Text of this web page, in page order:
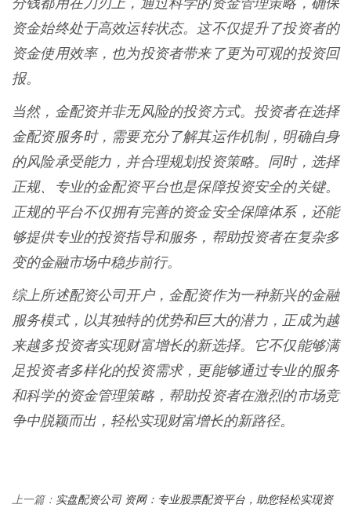
分钱都用在刀刃上，通过科学的资金管理策略，确保
资金始终处于高效运转状态。这不仅提升了投资者的
资金使用效率，也为投资者带来了更为可观的投资回
报。
当然，金配资并非无风险的投资方式。投资者在选择
金配资服务时，需要充分了解其运作机制，明确自身
的风险承受能力，并合理规划投资策略。同时，选择
正规、专业的金配资平台也是保障投资安全的关键。
正规的平台不仅拥有完善的资金安全保障体系，还能
够提供专业的投资指导和服务，帮助投资者在复杂多
变的金融市场中稳步前行。
综上所述配资公司开户，金配资作为一种新兴的金融
服务模式，以其独特的优势和巨大的潜力，正成为越
来越多投资者实现财富增长的新选择。它不仅能够满
足投资者多样化的投资需求，更能够通过专业的服务
和科学的资金管理策略，帮助投资者在激烈的市场竞
争中脱颖而出，轻松实现财富增长的新路径。
上一篇： 实盘配资公司 资网：专业股票配资平台，助您轻松实现资